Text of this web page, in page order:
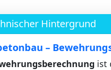
Hintergrund
–
ist